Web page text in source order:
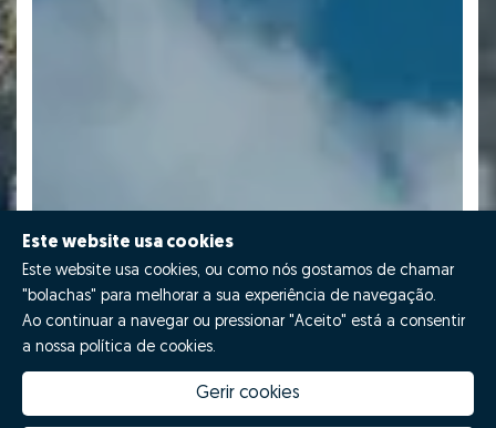
Este website usa cookies
Este website usa cookies, ou como nós gostamos de chamar
"bolachas" para melhorar a sua experiência de navegação.
Ao continuar a navegar ou pressionar "Aceito" está a consentir
a nossa política de cookies.
Gerir cookies